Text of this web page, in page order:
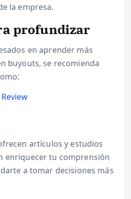
la empresa.
profundizar
en aprender más
buyouts, se recomienda
artículos y estudios
enriquecer tu comprensión
a tomar decisiones más